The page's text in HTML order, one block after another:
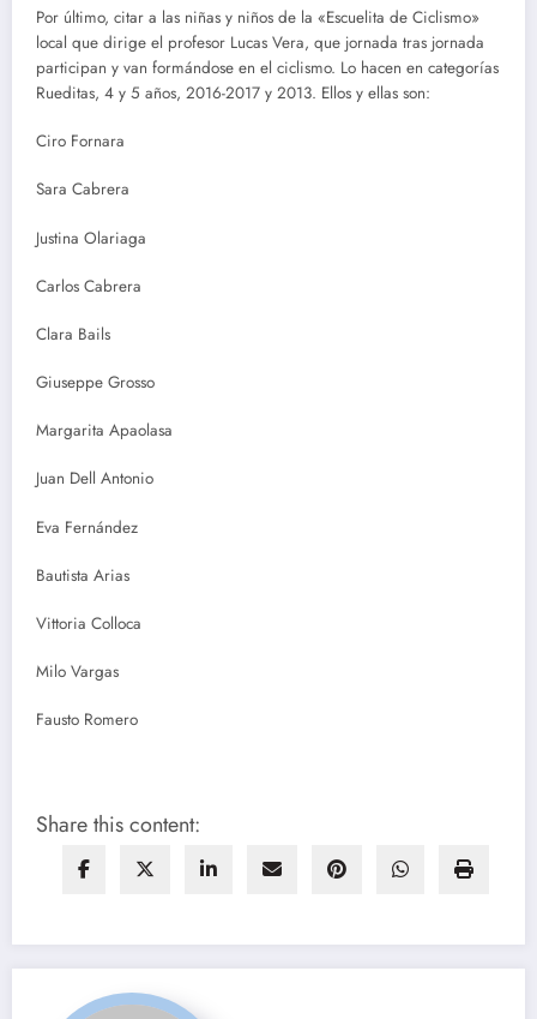
Por último, citar a las niñas y niños de la «Escuelita de Ciclismo»
local que dirige el profesor Lucas Vera, que jornada tras jornada
participan y van formándose en el ciclismo. Lo hacen en categorías
Rueditas, 4 y 5 años, 2016-2017 y 2013. Ellos y ellas son:
Ciro Fornara
Sara Cabrera
Justina Olariaga
Carlos Cabrera
Clara Bails
Giuseppe Grosso
Margarita Apaolasa
Juan Dell Antonio
Eva Fernández
Bautista Arias
Vittoria Colloca
Milo Vargas
Fausto Romero
Share this content: